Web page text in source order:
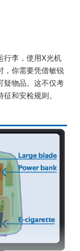
行李，使用X光机
，你需要凭借敏锐
疑物品。这不仅考
和安检规则。